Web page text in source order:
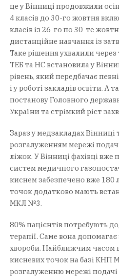
це у Вінниці продовжили
4 класів до 30-го жовтня
класів із 26-го по 30-те
дистанційне навчання із
Таке рішення ухвалили
ТЕБ та НС встановила у
рівень, який передбачає
і у роботі закладів освіти. А
постанову Головного
України та стрімкий ріст
Зараз у медзакладах
розгалуженням мережі
ліжок. У Вінниці фахівці вже
систем медичного
киснем забезпечено вже 180
точок додатково мають
МКЛ №3.
80% пацієнтів потребують
терапії. Саме вона
хвороби. Найближчим часом
кисневих точок на базі КНП
розгалуженню мережі подачі